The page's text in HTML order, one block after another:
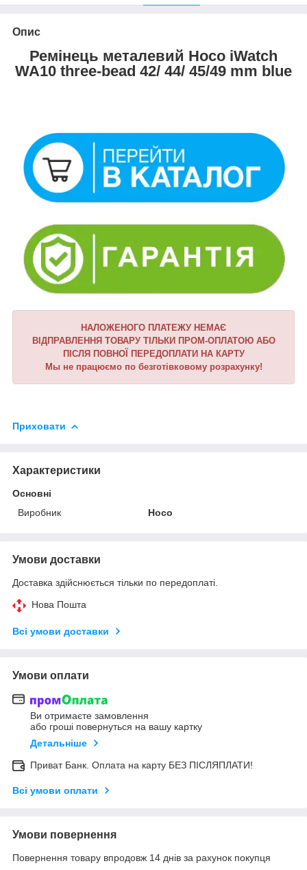
Опис
Ремінець металевий Hoco iWatch
WA10 three-bead 42/ 44/ 45/49 mm blue
НАЛОЖЕНОГО ПЛАТЕЖУ НЕМАЄ
ВІДПРАВЛЕННЯ ТОВАРУ ТІЛЬКИ ПРОМ-ОПЛАТОЮ АБО
ПІСЛЯ ПОВНОЇ ПЕРЕДОПЛАТИ НА КАРТУ
Мы не працюємо по безготівковому розрахунку!
Приховати
Характеристики
Основні
Виробник
Hoco
Умови доставки
Доставка здійснюється тільки по передоплаті.
Нова Пошта
Всі умови доставки
Умови оплати
Ви отримаєте замовлення
або гроші повернуться на вашу картку
Детальніше
Приват Банк. Оплата на карту БЕЗ ПІСЛЯПЛАТИ!
Всі умови оплати
Умови повернення
Повернення товару впродовж 14 днів за рахунок покупця